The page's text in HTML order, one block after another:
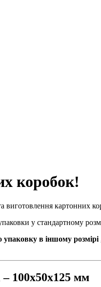
коробок!
виготовлення картонних
у стандартному
в іншому розмірі
– 100х50х125 мм